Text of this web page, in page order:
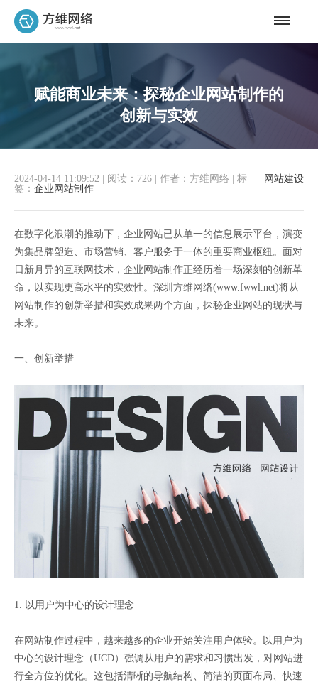
赋能商业未来：探秘企业网站制作的
创新与实效
网站建设
2024-04-14 11:09:52 阅读：726 作者：方维网络
标
签： 企业网站制作
在数字化浪潮的推动下，企业网站已从单一的信息展示平台，演变
为集品牌塑造、市场营销、客户服务于一体的重要商业枢纽。面对
日新月异的互联网技术，企业网站制作正经历着一场深刻的创新革
命，以实现更高水平的实效性。深圳方维网络(www.fwwl.net)将从
网站制作的创新举措和实效成果两个方面，探秘企业网站的现状与
未来。
一、创新举措
1. 以用户为中心的设计理念
在网站制作过程中，越来越多的企业开始关注用户体验。以用户为
中心的设计理念（UCD）强调从用户的需求和习惯出发，对网站进
行全方位的优化。这包括清晰的导航结构、简洁的页面布局、快速